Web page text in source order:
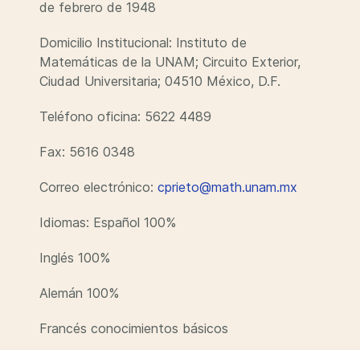
de febrero de 1948
Domicilio Institucional: Instituto de
Matemáticas de la UNAM; Circuito Exterior,
Ciudad Universitaria; 04510 México, D.F.
Teléfono oficina: 5622 4489
Fax: 5616 0348
Correo electrónico: cprieto@math.unam.mx
Idiomas: Español 100%
Inglés 100%
Alemán 100%
Francés conocimientos básicos